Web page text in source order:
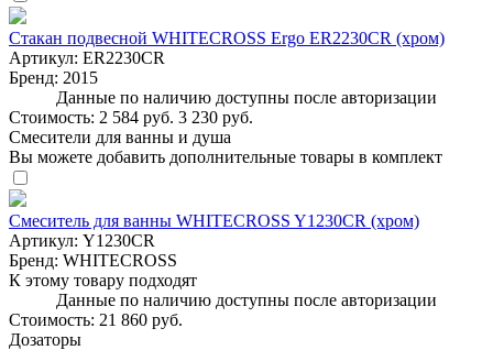
Стакан подвесной WHITECROSS Ergo ER2230CR (хром)
Артикул: ER2230CR
Бренд: 2015
Данные по наличию доступны после авторизации
Стоимость: 2 584 руб. 3 230 руб.
Смесители для ванны и душа
Вы можете добавить дополнительные товары в комплект
Смеситель для ванны WHITECROSS Y1230CR (хром)
Артикул: Y1230CR
Бренд: WHITECROSS
К этому товару подходят
Данные по наличию доступны после авторизации
Стоимость: 21 860 руб.
Дозаторы